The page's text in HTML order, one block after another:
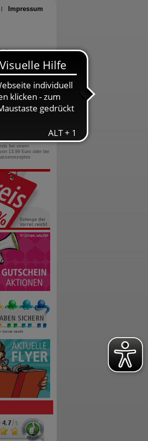
Impressum
drucken
422
bei einem
13,99 Euro oder bei